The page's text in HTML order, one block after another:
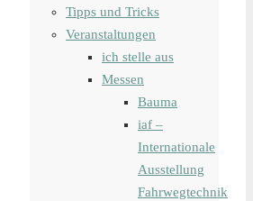
Tipps und Tricks
Veranstaltungen
ich stelle aus
Messen
Bauma
iaf –
Internationale
Ausstellung
Fahrwegtechnik